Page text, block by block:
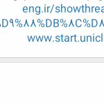
eng.ir/